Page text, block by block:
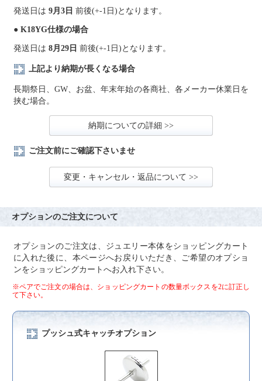
発送日は 9月3日 前後(+-1日)となります。
● K18YG仕様の場合
発送日は 8月29日 前後(+-1日)となります。
上記より納期が長くなる場合
長期祭日、GW、お盆、年末年始の各商社、各メーカー休業日を
挟む場合。
納期についての詳細 >>
ご注文前にご確認下さいませ
変更・キャンセル・返品について >>
オプションのご注文について
オプションのご注文は、ジュエリー本体をショッピングカート
に入れた後に、本ページへお戻りいただき、ご希望のオプショ
ンをショッピングカートへお入れ下さい。
※ペアでご注文の場合は、ショッピングカートの数量ボックスを2に訂正し
て下さい。
プッシュ式キャッチオプション